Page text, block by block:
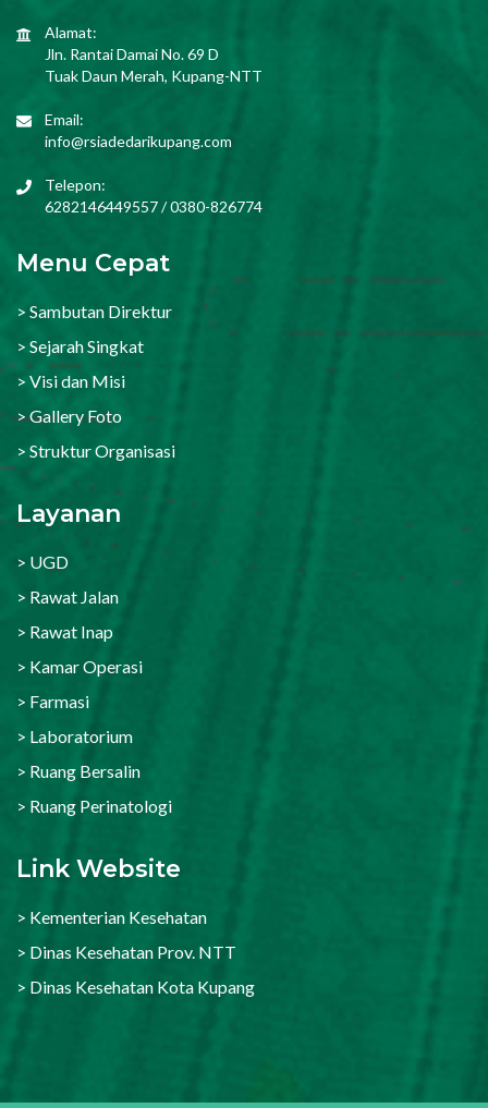
Alamat:
Jln. Rantai Damai No. 69 D
Tuak Daun Merah, Kupang-NTT
Email:
info@rsiadedarikupang.com
Telepon:
6282146449557 / 0380-826774
Menu Cepat
> Sambutan Direktur
> Sejarah Singkat
> Visi dan Misi
> Gallery Foto
> Struktur Organisasi
Layanan
> UGD
> Rawat Jalan
> Rawat Inap
> Kamar Operasi
> Farmasi
> Laboratorium
> Ruang Bersalin
> Ruang Perinatologi
Link Website
> Kementerian Kesehatan
> Dinas Kesehatan Prov. NTT
> Dinas Kesehatan Kota Kupang